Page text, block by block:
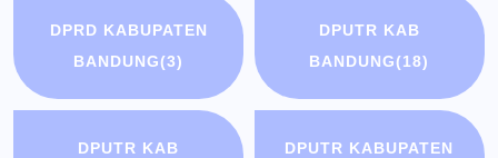
DPRD KABUPATEN
BANDUNG(3)
DPUTR KAB
BANDUNG(18)
DPUTR KAB DPUTR KABUPATEN